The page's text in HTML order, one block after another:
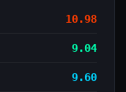
10.98
9.04
9.60